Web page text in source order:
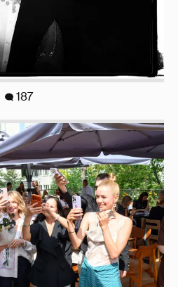
Женя Малахова,
другие гости
вкуса и ритма»:
образы